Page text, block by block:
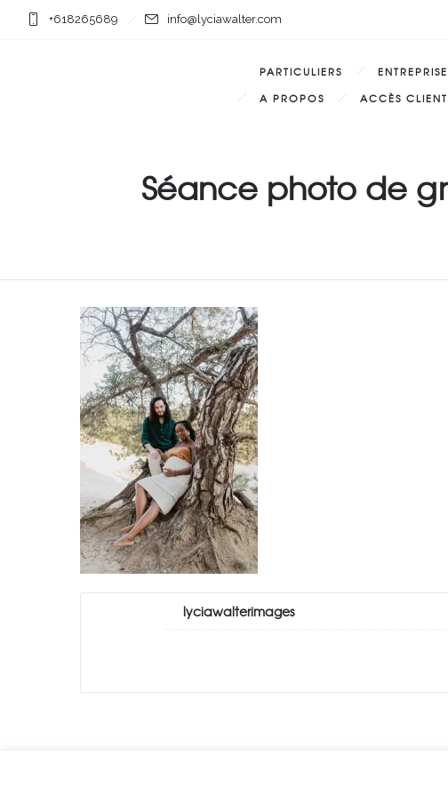
+618265689 info@lyciawalter.com
PARTICULIERS
A PROPOS
ACCÈS CLIENT
Séance photo de
lyciawalterimages